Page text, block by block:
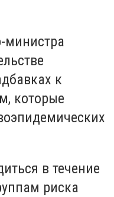
министра
к
которые
в течение
риска